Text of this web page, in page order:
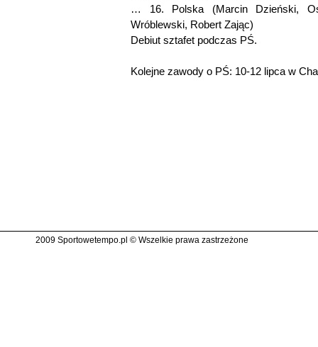
… 16. Polska (Marcin Dzieński,
Wróblewski, Robert Zając)
Debiut sztafet podczas PŚ.
Kolejne zawody o PŚ: 10-12 lipca w
2009 Sportowetempo.pl © Wszelkie prawa zastrzeżone